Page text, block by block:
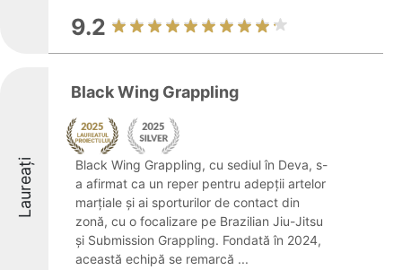
9.2
Laureați
Black Wing Grappling
Black Wing Grappling, cu sediul în Deva, s-
a afirmat ca un reper pentru adepții artelor
marțiale și ai sporturilor de contact din
zonă, cu o focalizare pe Brazilian Jiu-Jitsu
și Submission Grappling. Fondată în 2024,
această echipă se remarcă ...